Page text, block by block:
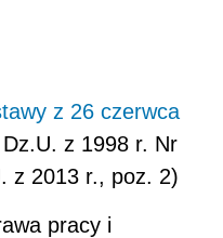
z 26 czerwca
z 1998 r. Nr
z 2013 r., poz. 2)
pracy i